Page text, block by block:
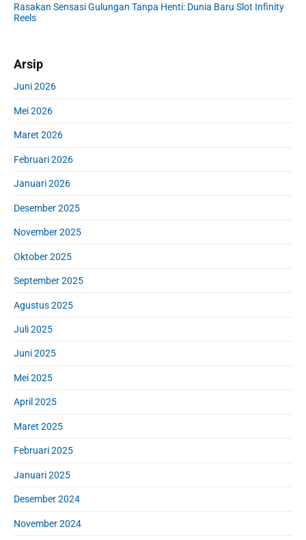
Rasakan Sensasi Gulungan Tanpa Henti: Dunia Baru Slot Infinity
Reels
Arsip
Juni 2026
Mei 2026
Maret 2026
Februari 2026
Januari 2026
Desember 2025
November 2025
Oktober 2025
September 2025
Agustus 2025
Juli 2025
Juni 2025
Mei 2025
April 2025
Maret 2025
Februari 2025
Januari 2025
Desember 2024
November 2024